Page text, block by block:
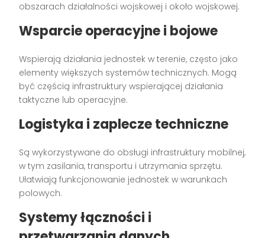
obszarach działalności wojskowej i około wojskowej.
Wsparcie operacyjne i bojowe
Wspierają działania jednostek w terenie, często jako
elementy większych systemów technicznych. Mogą
być częścią infrastruktury wspierającej działania
taktyczne lub operacyjne.
Logistyka i zaplecze techniczne
Są wykorzystywane do obsługi infrastruktury mobilnej,
w tym zasilania, transportu i utrzymania sprzętu.
Ułatwiają funkcjonowanie jednostek w warunkach
polowych.
Systemy łączności i